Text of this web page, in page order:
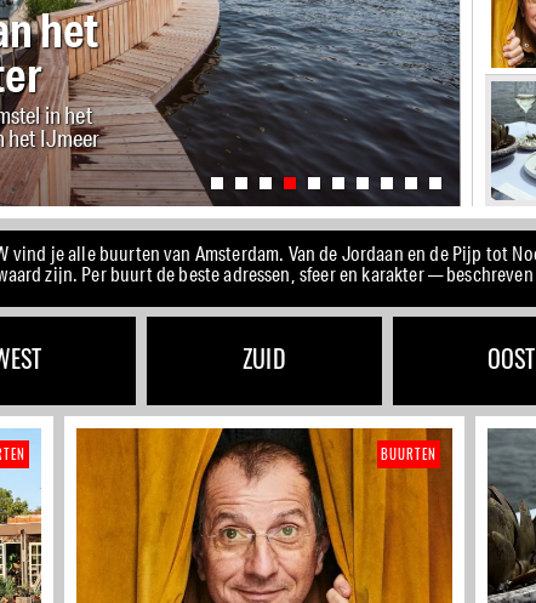
en bars in
Eten en
vind je alle buurten van Amsterdam. Van de Jordaan en de Pijp tot
zijn. Per buurt de beste adressen, sfeer en karakter —
ZUID OOST
BUURTEN